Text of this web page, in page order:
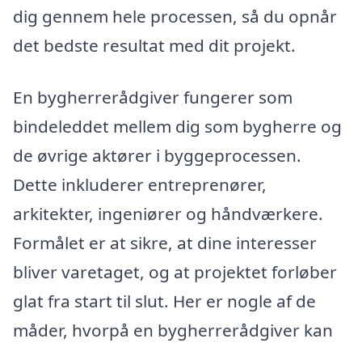
dig gennem hele processen, så du opnår
det bedste resultat med dit projekt.
En bygherrerådgiver fungerer som
bindeleddet mellem dig som bygherre og
de øvrige aktører i byggeprocessen.
Dette inkluderer entreprenører,
arkitekter, ingeniører og håndværkere.
Formålet er at sikre, at dine interesser
bliver varetaget, og at projektet forløber
glat fra start til slut. Her er nogle af de
måder, hvorpå en bygherrerådgiver kan